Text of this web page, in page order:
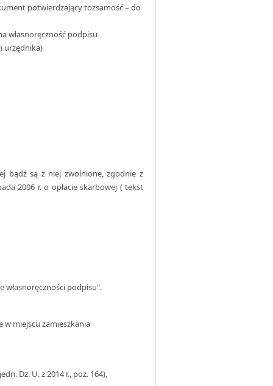
potwierdzający tożsamość – do
własnoręczność podpisu
urzędnika)
bądź są z niej zwolnione, zgodnie z
2006 r. o opłacie skarbowej ( tekst
własnoręczności podpisu".
w miejscu zamieszkania
Dz. U. z 2014 r., poz. 164),